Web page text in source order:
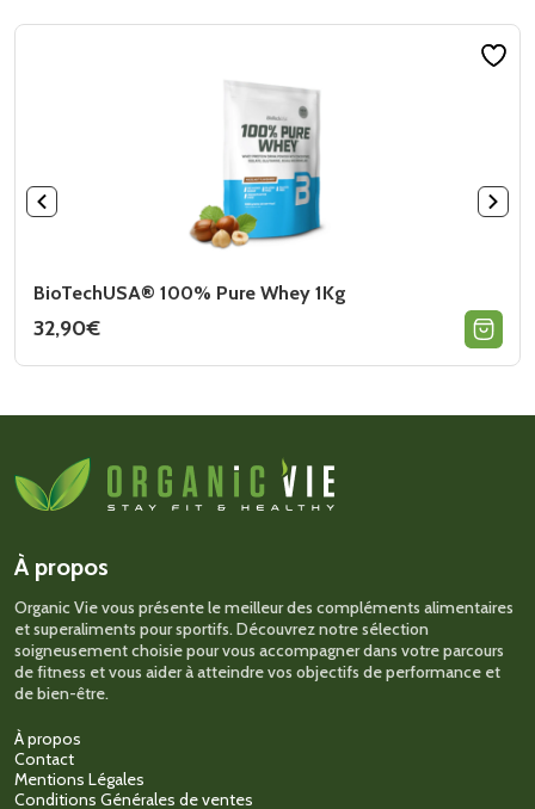
BioTechUSA® 100% Pure Whey 1Kg
32,90€
produit
options
peuvent
être
la
du
produit
À propos
Organic Vie vous présente le meilleur des compléments alimentaires
et superaliments pour sportifs. Découvrez notre sélection
soigneusement choisie pour vous accompagner dans votre parcours
de fitness et vous aider à atteindre vos objectifs de performance et
de bien-être.
À propos
Contact
Mentions Légales
Conditions Générales de ventes